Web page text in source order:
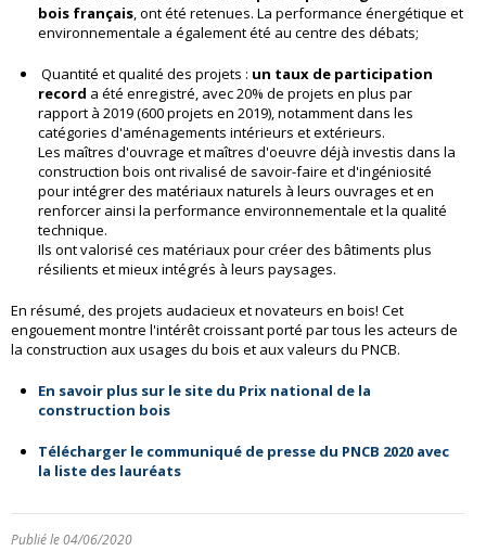
bois français, ont été retenues. La performance énergétique et
environnementale a également été au centre des débats;
Quantité et qualité des projets : un taux de participation
record a été enregistré, avec 20% de projets en plus par
rapport à 2019 (600 projets en 2019), notamment dans les
catégories d'aménagements intérieurs et extérieurs.
Les maîtres d'ouvrage et maîtres d'oeuvre déjà investis dans la
construction bois ont rivalisé de savoir-faire et d'ingéniosité
pour intégrer des matériaux naturels à leurs ouvrages et en
renforcer ainsi la performance environnementale et la qualité
technique.
Ils ont valorisé ces matériaux pour créer des bâtiments plus
résilients et mieux intégrés à leurs paysages.
En résumé, des projets audacieux et novateurs en bois! Cet
engouement montre l'intérêt croissant porté par tous les acteurs de
la construction aux usages du bois et aux valeurs du PNCB.
En savoir plus sur le site du Prix national de la
construction bois
Télécharger le communiqué de presse du PNCB 2020 avec
la liste des lauréats
Publié le 04/06/2020